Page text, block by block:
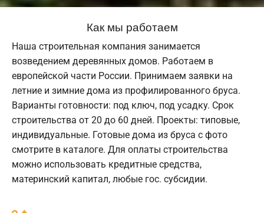
Как мы работаем
Наша строительная компания занимается
возведением деревянных домов. Работаем в
европейской части России. Принимаем заявки на
летние и зимние дома из профилированного бруса.
Варианты готовности: под ключ, под усадку. Срок
строительства от 20 до 60 дней. Проекты: типовые,
индивидуальные. Готовые дома из бруса с фото
смотрите в каталоге. Для оплаты строительства
можно использовать кредитные средства,
материнский капитал, любые гос. субсидии.